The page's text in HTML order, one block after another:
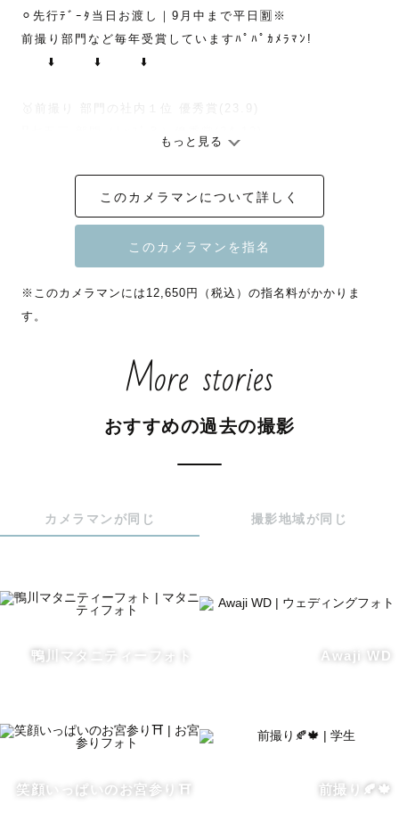
⚪︎先行ﾃﾞｰﾀ当日お渡し｜9月中まで平日🈹※
前撮り部門など毎年受賞していますﾊﾟﾊﾟｶﾒﾗﾏﾝ!
⬇️       ⬇️       ⬇️
🥇前撮り 部門の社内１位 優秀賞(23.9)
💎関西唯一社内1500人のカメラマンの中から上位1％ラン
🌈こんな方は私の撮影お勧め⑤選！🌈
❶落ち着いた優しい雰囲気で撮影してほしい
丁寧に当日はご案内致します☺️0y3yのパパ、元学童ｽﾀｯﾌ
❷😢夫が写真苦手、子が人見知りで心配
りです。撮影中、自然に笑顔になれるような声掛けを心が
❸撮影が初めてで、当日の流れが不安。。
❹THEｳｪﾃﾞｨﾝｸﾞﾌｫﾄのような写真は苦手...
人らしい自然体な写真を目指してお撮りしています！
別途フィルムカメラでの撮影も可能です
もっと見る
このカメラマンについて詳しく
※このカメラマンには12,650円（税込）の指名料がかかりま
す。
More stories
おすすめの過去の撮影
カメラマンが同じ 撮影地域が同じ
鴨川マタニティーフォト Awaji WD
笑顔いっぱいのお宮参り⛩ 前撮り🍂🍁